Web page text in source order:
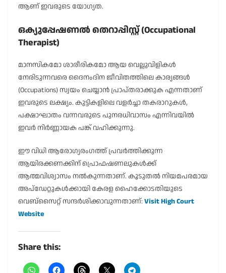
ആണ് ഇവരുടെ യോഗ്യത.
ഒക്യുപ്പേഷണൽ തെറാപ്പിസ്റ്റ് (Occupational
Therapist)
മാനസികമോ ശാരീരികമോ ആയ വെല്ലുവിളികൾ
നേരിടുന്നവരെ ദൈനംദിന ജീവിതത്തിലെ കാര്യങ്ങൾ
(Occupations) സ്വയം ചെയ്യാൻ പ്രാപ്തരാക്കുക എന്നതാണ്
ഇവരുടെ ലക്ഷ്യം. കുട്ടികളിലെ വളർച്ചാ തകരാറുകൾ,
പക്ഷാഘാതം വന്നവരുടെ പുനരധിവാസം എന്നിവയിൽ
ഇവർ നിർണ്ണായക പങ്ക് വഹിക്കുന്നു.
ഈ വിധി ആരോഗ്യരംഗത്ത് പ്രവർത്തിക്കുന്ന
ആയിരക്കണക്കിന് പ്രൊഫഷണലുകൾക്ക്
ആത്മവിശ്വാസം നൽകുന്നതാണ്. കൂടുതൽ നിയമപരമായ
അപ്‌ഡേറ്റുകൾക്കായി കേരള ഹൈക്കോടതിയുടെ
വെബ്സൈറ്റ് സന്ദർശിക്കാവുന്നതാണ്: Visit High Court
Website
Share this: